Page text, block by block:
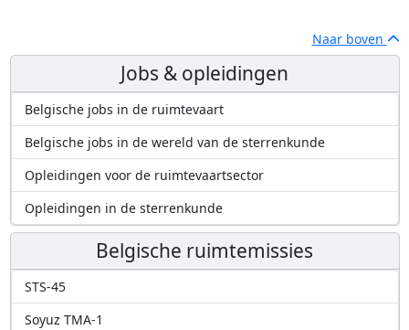
Naar boven
Jobs & opleidingen
Belgische jobs in de ruimtevaart
Belgische jobs in de wereld van de sterrenkunde
Opleidingen voor de ruimtevaartsector
Opleidingen in de sterrenkunde
Belgische ruimtemissies
STS-45
Soyuz TMA-1